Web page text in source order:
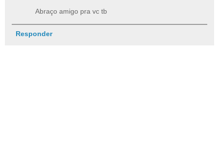
Abraço amigo pra vc tb
Responder